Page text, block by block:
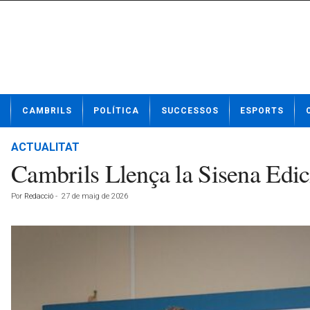
t
CAMBRILS POLÍTICA SUCCESSOS ESPORTS
ACTUALITAT
Cambrils Llença la Sisena
Por Redacció - 27 de maig de 2026